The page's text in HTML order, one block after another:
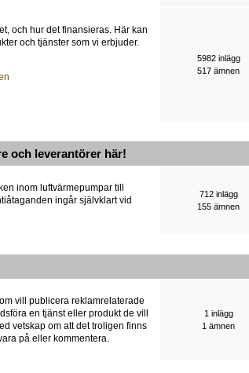
och hur det finansieras. Här kan
och tjänster som vi erbjuder.
5982 inlägg
517 ämnen
och leverantörer här!
inom luftvärmepumpar till
ingår självklart vid
712 inlägg
155 ämnen
vill publicera reklamrelaterade
en tjänst eller produkt de vill
vetskap om att det troligen finns
på eller kommentera.
1 inlägg
1 ämnen